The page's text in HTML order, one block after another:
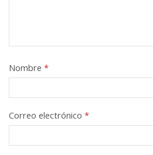
Nombre *
Correo electrónico *